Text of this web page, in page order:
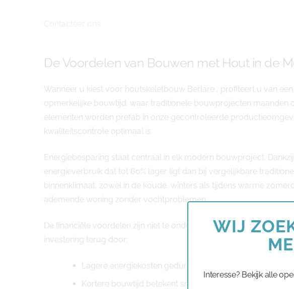
Contacteer ons
De Voordelen van Bouwen met Hout in de
Wanneer u kiest voor houtskeletbouw Berlare , profiteert u van
opmerkelijke bouwtijd: waar traditionele bouwprojecten maanden
elementen worden prefab in onze gecontroleerde
kwaliteitscontrole optimaal is.
Energiebesparing staat centraal in elk modern bouwproject.
energieverbruik dat tot 60% lager ligt dan bij vergelijkbare
binnenklimaat, zowel in de koude winters als tijdens warme
ademende woning zonder vochtproblemen.
De financiële voordelen zijn niet te onderschatten. Hoewel de
investering terug door:
Lagere energiekosten gedurende de volledige
Kortere bouwtijd betekent sneller bewoonbaar en minder
WIJ
Interesse? Bekijk alle